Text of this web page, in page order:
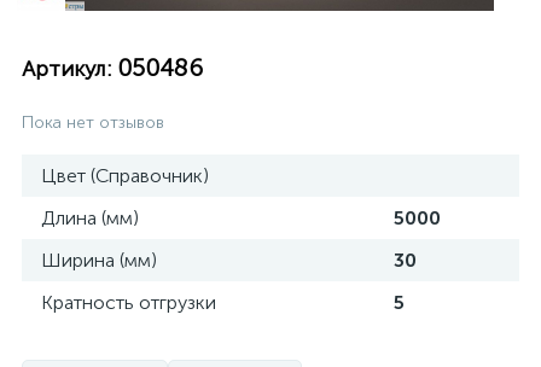
Артикул: 050486
Пока нет отзывов
Цвет (Справочник)
Длина (мм)
5000
Ширина (мм)
30
Кратность отгрузки
5